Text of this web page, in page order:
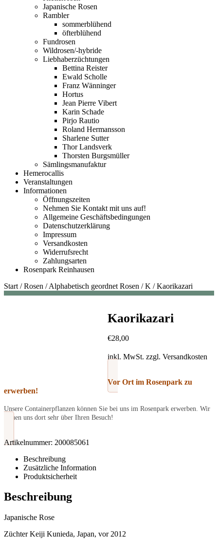
Japanische Rosen
Rambler
sommerblühend
öfterblühend
Fundrosen
Wildrosen/-hybride
Liebhaberzüchtungen
Bettina Reister
Ewald Scholle
Franz Wänninger
Hortus
Jean Pierre Vibert
Karin Schade
Pirjo Rautio
Roland Hermansson
Sharlene Sutter
Thor Landsverk
Thorsten Burgsmüller
Sämlingsmanufaktur
Hemerocallis
Veranstaltungen
Informationen
Öffnungszeiten
Nehmen Sie Kontakt mit uns auf!
Allgemeine Geschäftsbedingungen
Datenschutzerklärung
Impressum
Versandkosten
Widerrufsrecht
Zahlungsarten
Rosenpark Reinhausen
Start /Rosen /Alphabetisch geordnet Rosen /K /Kaorikazari
Kaorikazari
€28,00
inkl. MwSt. zzgl. Versandkosten
Vor Ort im Rosenpark zu
erwerben!
Unsere Containerpflanzen können Sie bei uns im Rosenpark erwerben. Wir
freuen uns dort sehr über Ihren Besuch!
Artikelnummer: 200085061
Beschreibung
Zusätzliche Information
Produktsicherheit
Beschreibung
Japanische Rose
Züchter Keiji Kunieda, Japan, vor 2012